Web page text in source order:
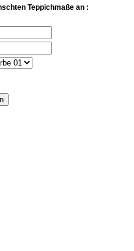
Teppichmaße an :